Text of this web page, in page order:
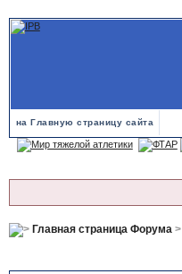
на Главную страницу сайта
Главная страница Форума>